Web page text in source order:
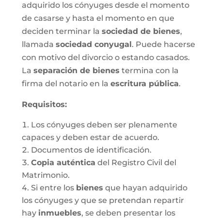
adquirido los cónyuges desde el momento
de casarse y hasta el momento en que
deciden terminar la sociedad de bienes,
llamada sociedad conyugal. Puede hacerse
con motivo del divorcio o estando casados.
La separación de bienes termina con la
firma del notario en la escritura pública.
Requisitos:
Los cónyuges deben ser plenamente
capaces y deben estar de acuerdo.
Documentos de identificación.
Copia auténtica del Registro Civil del
Matrimonio.
Si entre los bienes que hayan adquirido
los cónyuges y que se pretendan repartir
hay inmuebles, se deben presentar los